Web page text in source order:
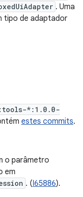
. Uma
tipo de adaptador
*:1.0.0-
estes commits.
o parâmetro
em
. (I65886).